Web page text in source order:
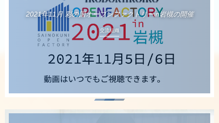
2021年11月 彩の国オープンファクトリーin岩槻の開催
交流組織